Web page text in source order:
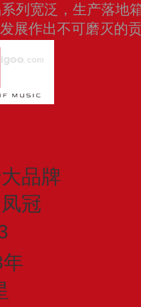
列宽泛，生产落地
展作出不可磨灭的
品牌
冠